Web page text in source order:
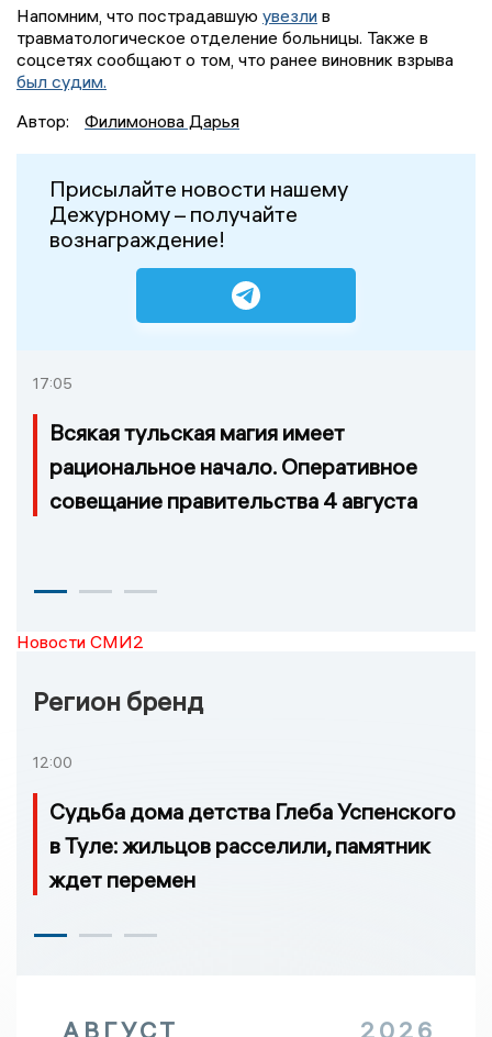
Напомним, что пострадавшую увезли в
травматологическое отделение больницы. Также в
соцсетях сообщают о том, что ранее виновник взрыва
был судим.
Автор:
Филимонова Дарья
Присылайте новости нашему
Дежурному – получайте
вознаграждение!
17:05
Всякая тульская магия имеет
рациональное начало. Оперативное
совещание правительства 4 августа
Новости СМИ2
Регион бренд
12:00
Судьба дома детства Глеба Успенского
в Туле: жильцов расселили, памятник
ждет перемен